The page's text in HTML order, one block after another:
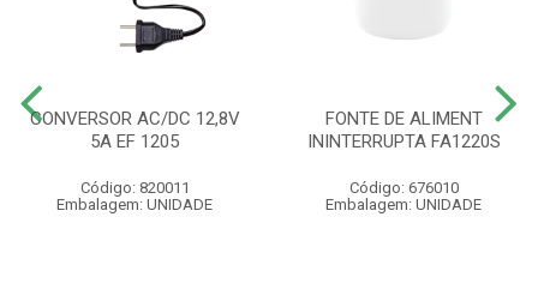
CONVERSOR AC/DC 12,8V
5A EF 1205
Código: 820011
Embalagem: UNIDADE
FONTE DE ALIMENT
ININTERRUPTA FA1220S
Código: 676010
Embalagem: UNIDADE